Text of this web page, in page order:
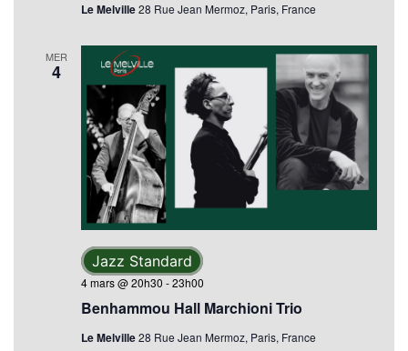
Le Melville28 Rue Jean Mermoz, Paris, France
MER
4
Benhammou Hall Marchioni Trio
4 mars @ 20h30 -23h00
Jazz Standard
Le Melville28 Rue Jean Mermoz, Paris, France